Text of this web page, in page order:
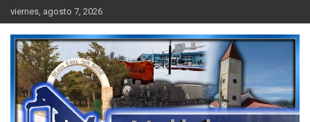
Skip
to
content
viernes, agosto 7, 2026